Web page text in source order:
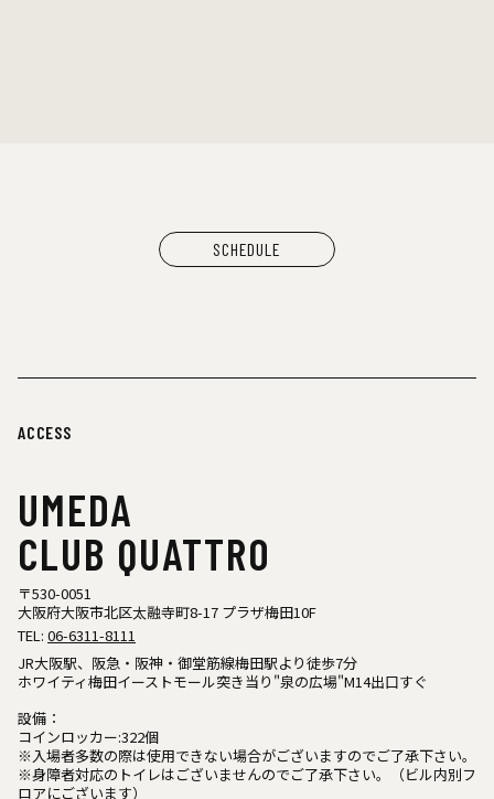
SCHEDULE
ACCESS
UMEDA
CLUB QUATTRO
〒530-0051
大阪府大阪市北区太融寺町8-17 プラザ梅田10F
TEL: 06-6311-8111
JR大阪駅、阪急・阪神・御堂筋線梅田駅より徒歩7分
ホワイティ梅田イーストモール突き当り"泉の広場"M14出口すぐ
設備：
コインロッカー:322個
※入場者多数の際は使用できない場合がございますのでご了承下さい。
※身障者対応のトイレはございませんのでご了承下さい。（ビル内別フ
ロアにございます）